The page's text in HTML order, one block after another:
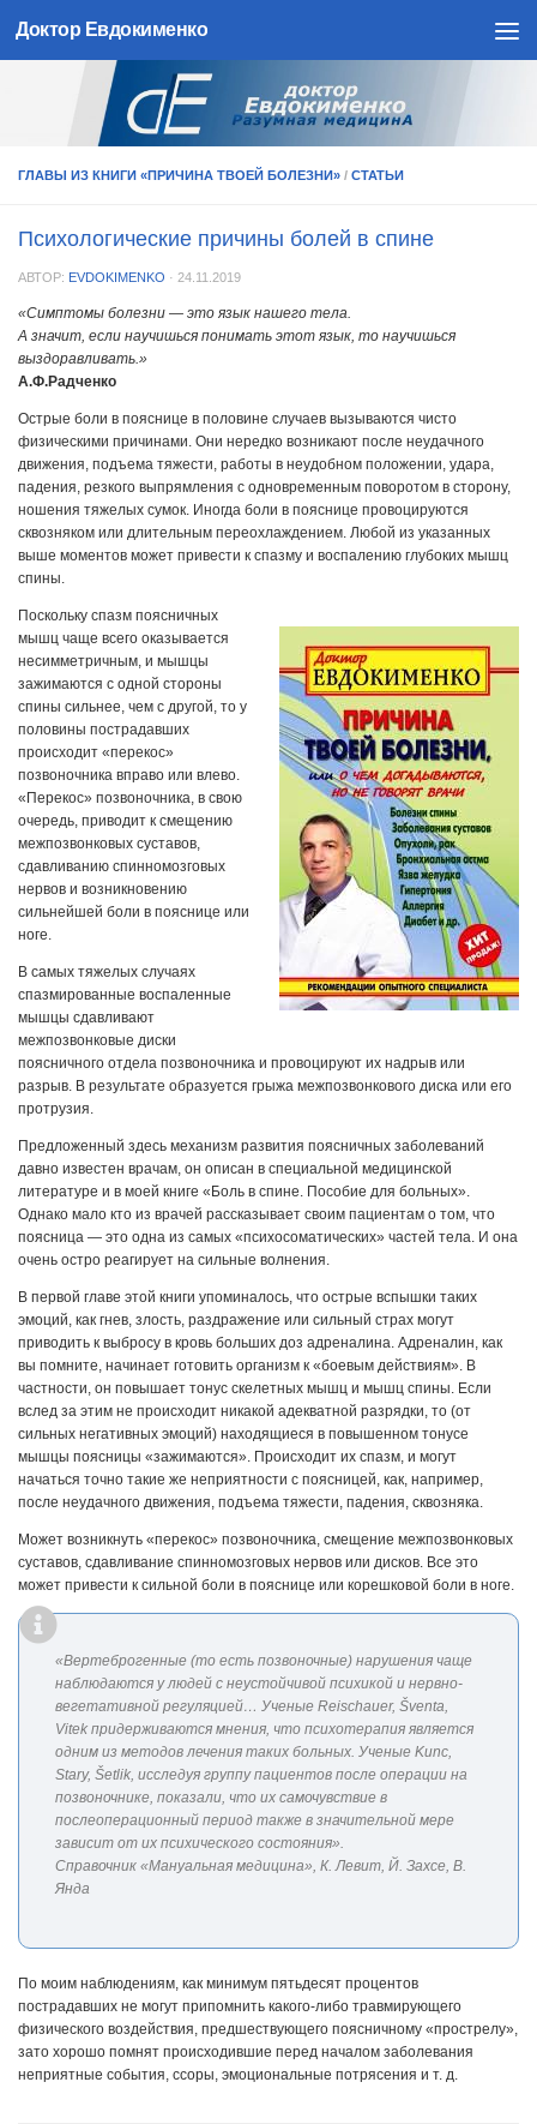
Skip to content
Доктор Евдокименко
ГЛАВЫ ИЗ КНИГИ «ПРИЧИНА ТВОЕЙ БОЛЕЗНИ» / СТАТЬИ
Психологические причины болей в спине
АВТОР: EVDOKIMENKO · 24.11.2019
«Симптомы болезни — это язык нашего тела.
А значит, если научишься понимать этот язык, то научишься
выздоравливать.»
А.Ф.Радченко
Острые боли в пояснице в половине случаев вызываются чисто
физическими причинами. Они нередко возникают после неудачного
движения, подъема тяжести, работы в неудобном положении, удара,
падения, резкого выпрямления с одновременным поворотом в сторону,
ношения тяжелых сумок. Иногда боли в пояснице провоцируются
сквозняком или длительным переохлаждением. Любой из указанных
выше моментов может привести к спазму и воспалению глубоких мышц
спины.
Поскольку спазм поясничных
мышц чаще всего оказывается
несимметричным, и мышцы
зажимаются с одной стороны
спины сильнее, чем с другой, то у
половины пострадавших
происходит «перекос»
позвоночника вправо или влево.
«Перекос» позвоночника, в свою
очередь, приводит к смещению
межпозвонковых суставов,
сдавливанию спинномозговых
нервов и возникновению
сильнейшей боли в пояснице или
ноге.
В самых тяжелых случаях
спазмированные воспаленные
мышцы сдавливают
межпозвонковые диски
поясничного отдела позвоночника и провоцируют их надрыв или
разрыв. В результате образуется грыжа межпозвонкового диска или его
протрузия.
Предложенный здесь механизм развития поясничных заболеваний
давно известен врачам, он описан в специальной медицинской
литературе и в моей книге «Боль в спине. Пособие для больных».
Однако мало кто из врачей рассказывает своим пациентам о том, что
поясница — это одна из самых «психосоматических» частей тела. И она
очень остро реагирует на сильные волнения.
В первой главе этой книги упоминалось, что острые вспышки таких
эмоций, как гнев, злость, раздражение или сильный страх могут
приводить к выбросу в кровь больших доз адреналина. Адреналин, как
вы помните, начинает готовить организм к «боевым действиям». В
частности, он повышает тонус скелетных мышц и мышц спины. Если
вслед за этим не происходит никакой адекватной разрядки, то (от
сильных негативных эмоций) находящиеся в повышенном тонусе
мышцы поясницы «зажимаются». Происходит их спазм, и могут
начаться точно такие же неприятности с поясницей, как, например,
после неудачного движения, подъема тяжести, падения, сквозняка.
Может возникнуть «перекос» позвоночника, смещение межпозвонковых
суставов, сдавливание спинномозговых нервов или дисков. Все это
может привести к сильной боли в пояснице или корешковой боли в ноге.
«Вертеброгенные (то есть позвоночные) нарушения чаще
наблюдаются у людей с неустойчивой психикой и нервно-
вегетативной регуляцией… Ученые Reischauer, Šventa,
Vitek придерживаются мнения, что психотерапия является
одним из методов лечения таких больных. Ученые Kunc,
Stary, Šetlik, исследуя группу пациентов после операции на
позвоночнике, показали, что их самочувствие в
послеоперационный период также в значительной мере
зависит от их психического состояния».
Справочник «Мануальная медицина», К. Левит, Й. Захсе, В.
Янда
По моим наблюдениям, как минимум пятьдесят процентов
пострадавших не могут припомнить какого-либо травмирующего
физического воздействия, предшествующего поясничному «прострелу»,
зато хорошо помнят происходившие перед началом заболевания
неприятные события, ссоры, эмоциональные потрясения и т. д.